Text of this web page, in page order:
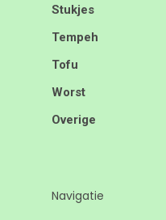
Stukjes
Tempeh
Tofu
Worst
Overige
Navigatie